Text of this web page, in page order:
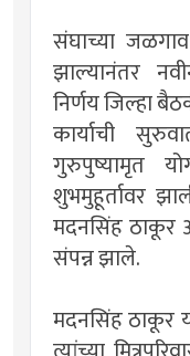
संघाच्या
झाल्यानंतर
निर्णय जिल्हा
कार्याची
गुरुपुष्यामृत
शुभमुहूर्तावर
मदनसिंह ठाकूर
संपन्न झाले.
मदनसिंह ठाकूर